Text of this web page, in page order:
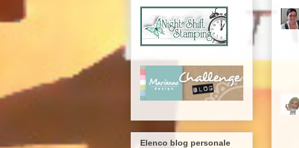
Elenco blog personale